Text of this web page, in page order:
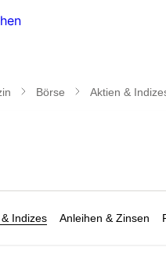
Börse Aktien &
Indizes Anleihen & Zinsen